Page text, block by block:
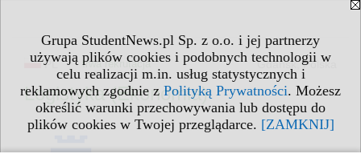
Grupa StudentNews.pl Sp. z o.o. i jej partnerzy
używają plików cookies i podobnych technologii w
celu realizacji m.in. usług statystycznych i
reklamowych zgodnie z Polityką Prywatności. Możesz
określić warunki przechowywania lub dostępu do
plików cookies w Twojej przeglądarce. [ZAMKNIJ]
PL trwa rekrutacja Gdańsk, Polska
Logistyka (Ekonomia)